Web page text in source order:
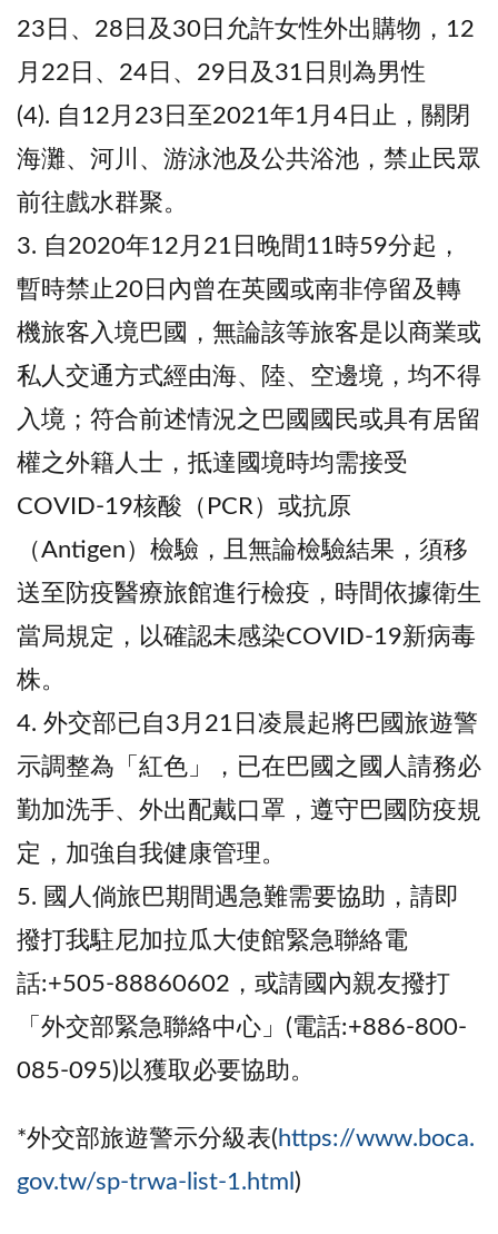
23日、28日及30日允許女性外出購物，12
月22日、24日、29日及31日則為男性
(4). 自12月23日至2021年1月4日止，關閉
海灘、河川、游泳池及公共浴池，禁止民眾
前往戲水群聚。
3. 自2020年12月21日晚間11時59分起，
暫時禁止20日內曾在英國或南非停留及轉
機旅客入境巴國，無論該等旅客是以商業或
私人交通方式經由海、陸、空邊境，均不得
入境；符合前述情況之巴國國民或具有居留
權之外籍人士，抵達國境時均需接受
COVID-19核酸（PCR）或抗原
（Antigen）檢驗，且無論檢驗結果，須移
送至防疫醫療旅館進行檢疫，時間依據衛生
當局規定，以確認未感染COVID-19新病毒
株。
4. 外交部已自3月21日凌晨起將巴國旅遊警
示調整為「紅色」，已在巴國之國人請務必
勤加洗手、外出配戴口罩，遵守巴國防疫規
定，加強自我健康管理。
5. 國人倘旅巴期間遇急難需要協助，請即
撥打我駐尼加拉瓜大使館緊急聯絡電
話:+505-88860602，或請國內親友撥打
「外交部緊急聯絡中心」(電話:+886-800-
085-095)以獲取必要協助。
*外交部旅遊警示分級表(https://www.boca.
gov.tw/sp-trwa-list-1.html )